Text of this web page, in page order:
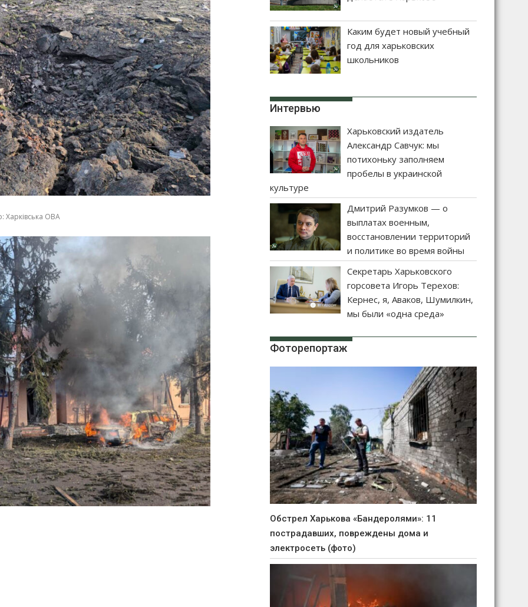
Харківська ОВА
Каким будет новый учебный
год для харьковских
школьников
Интервью
Харьковский издатель
Александр Савчук: мы
потихоньку заполняем
пробелы в украинской
культуре
Дмитрий Разумков — о
выплатах военным,
восстановлении территорий
и политике во время войны
Секретарь Харьковского
горсовета Игорь Терехов:
Кернес, я, Аваков, Шумилкин,
мы были «одна среда»
Фоторепортаж
Обстрел Харькова «Бандеролями»: 11
пострадавших, повреждены дома и
электросеть (фото)